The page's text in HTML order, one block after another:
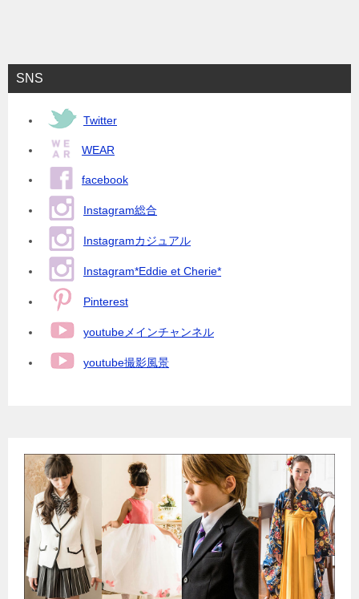
SNS
Twitter
WEAR
facebook
Instagram総合
Instagramカジュアル
Instagram*Eddie et Cherie*
Pinterest
youtubeメインチャンネル
youtube撮影風景